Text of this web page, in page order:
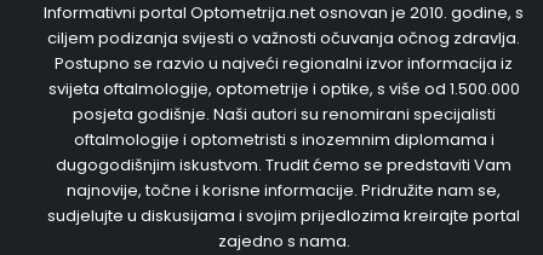
Informativni portal Optometrija.net osnovan je 2010. godine, s
ciljem podizanja svijesti o važnosti očuvanja očnog zdravlja.
Postupno se razvio u najveći regionalni izvor informacija iz
svijeta oftalmologije, optometrije i optike, s više od 1.500.000
posjeta godišnje. Naši autori su renomirani specijalisti
oftalmologije i optometristi s inozemnim diplomama i
dugogodišnjim iskustvom. Trudit ćemo se predstaviti Vam
najnovije, točne i korisne informacije. Pridružite nam se,
sudjelujte u diskusijama i svojim prijedlozima kreirajte portal
zajedno s nama.